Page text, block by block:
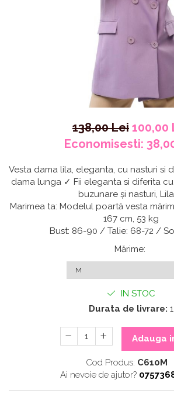
138,00 Lei 100,00
Economisesti:
Vesta dama lila, eleganta, cu nasturi si
dama lunga ✓ Fii eleganta si diferita
buzunare și nasturi,
Marimea ta: Modelul poartă vesta
167 cm, 53 kg
Bust: 86-90 / Talie: 68-72 /
Mărime:
IN STOC
Durata de livrare: 1
Adauga
Cod Produs: C610M
Ai nevoie de ajutor?